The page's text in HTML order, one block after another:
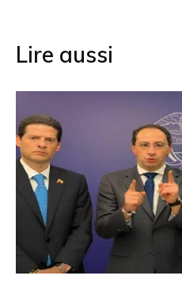
Lire aussi